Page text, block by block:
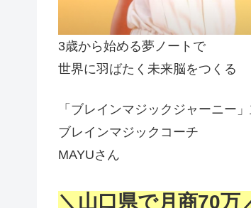
3歳から始める夢ノートで
世界に羽ばたく未来脳をつくる
「ブレインマジックジャーニー
ブレインマジックコーチ
MAYUさん
＼山口県で月商70万